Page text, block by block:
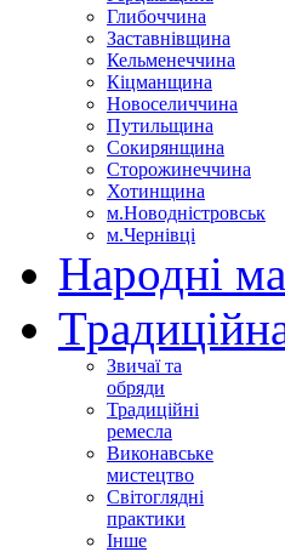
Глибоччина
Заставнівщина
Кельменеччина
Кіцманщина
Новоселиччина
Путильщина
Сокирянщина
Сторожинеччина
Хотинщина
м.Новодністровськ
м.Чернівці
Народні
Звичаї та
обряди
Традиційні
ремесла
Виконавське
мистецтво
Світоглядні
практики
Інше